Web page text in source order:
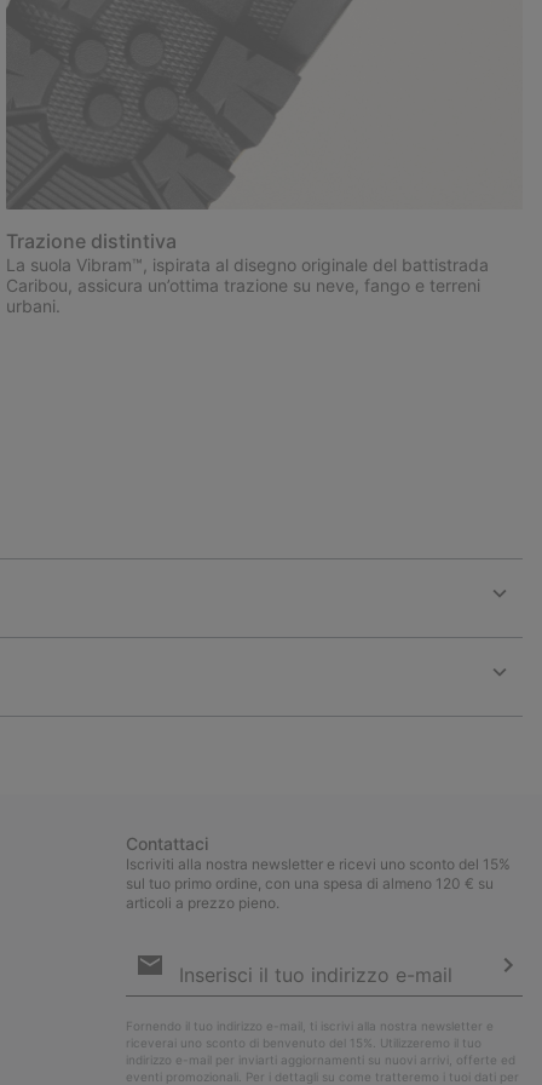
Trazione distintiva
La suola Vibram™, ispirata al disegno originale del battistrada
Caribou, assicura un’ottima trazione su neve, fango e terreni
urbani.
or
section
or
Contattaci
Iscriviti alla nostra newsletter e ricevi uno sconto del 15%
sul tuo primo ordine, con una spesa di almeno 120 € su
articoli a prezzo pieno.
e-
Fornendo il tuo indirizzo e-mail, ti iscrivi alla nostra newsletter e
riceverai uno sconto di benvenuto del 15%. Utilizzeremo il tuo
indirizzo e-mail per inviarti aggiornamenti su nuovi arrivi, offerte ed
eventi promozionali. Per i dettagli su come tratteremo i tuoi dati per